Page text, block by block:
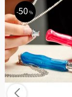
50 %